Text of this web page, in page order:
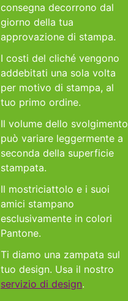
consegna decorrono dal
giorno della tua
approvazione di stampa.
I costi del cliché vengono
addebitati una sola volta
per motivo di stampa, al
tuo primo ordine.
Il volume dello svolgimento
può variare leggermente a
seconda della superficie
stampata.
Il mostriciattolo e i suoi
amici stampano
esclusivamente in colori
Pantone.
Ti diamo una zampata sul
tuo design. Usa il nostro
servizio di design.